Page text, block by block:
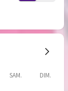
un mieux-être
en quête d’un
SAM. DIM.